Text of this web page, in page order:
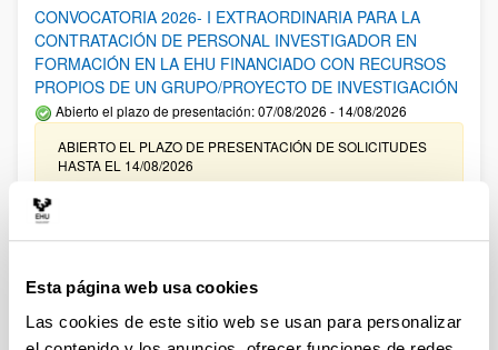
Esta página web usa cookies
Las cookies de este sitio web se usan para personalizar
CONVOCATORIA 2026- I EXTRAORDINARIA PARA LA
CONTRATACIÓN DE PERSONAL INVESTIGADOR EN
FORMACIÓN EN LA EHU FINANCIADO CON RECURSOS
PROPIOS DE UN GRUPO/PROYECTO DE INVESTIGACIÓN
Abierto el plazo de presentación: 07/08/2026 - 14/08/2026
ABIERTO EL PLAZO DE PRESENTACIÓN DE SOLICITUDES
HASTA EL 14/08/2026
Ayudas para financiación de la adquisición y renovación de
infraestructura científica y fondos bibliográficos en la
Trámite abierto
25/03/2026: Corrección de errores del listado provisional de
solicitudes admitidas y excluidas. 23/03/2026: Relación